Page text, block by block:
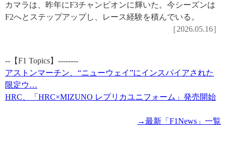
カマラは、昨年にF3チャンピオンに輝いた。今シーズンは
F2へとステップアップし、レース経験を積んでいる。
［2026.05.16］
--【F1 Topics】--------
アストンマーチン、“ニューウェイ”にインスパイアされた
限定ウ…
HRC、「HRC×MIZUNO レプリカユニフォーム」発売開始
→最新「F1News」一覧